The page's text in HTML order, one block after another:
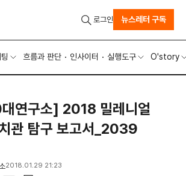
흐름과 판단 인사이터 실행도구 O'story
로그인 뉴스레터 구독
연구소] 2018 밀레니얼
관 탐구 보고서_2039
2018.01.29 21:23